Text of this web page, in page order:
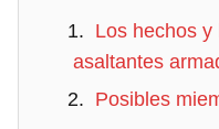
Los hechos
asaltantes
Posibles